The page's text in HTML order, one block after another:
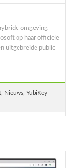
omgeving
op haar officiële
uitgebreide public
Nieuws YubiKey